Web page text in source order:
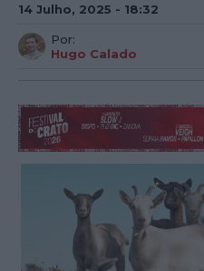
14 Julho, 2025 - 18:32
Por:
Hugo Calado